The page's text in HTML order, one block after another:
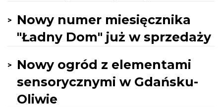
Nowy numer miesięcznika
"Ładny Dom" już w sprzedaży
Nowy ogród z elementami
sensorycznymi w Gdańsku-
Oliwie